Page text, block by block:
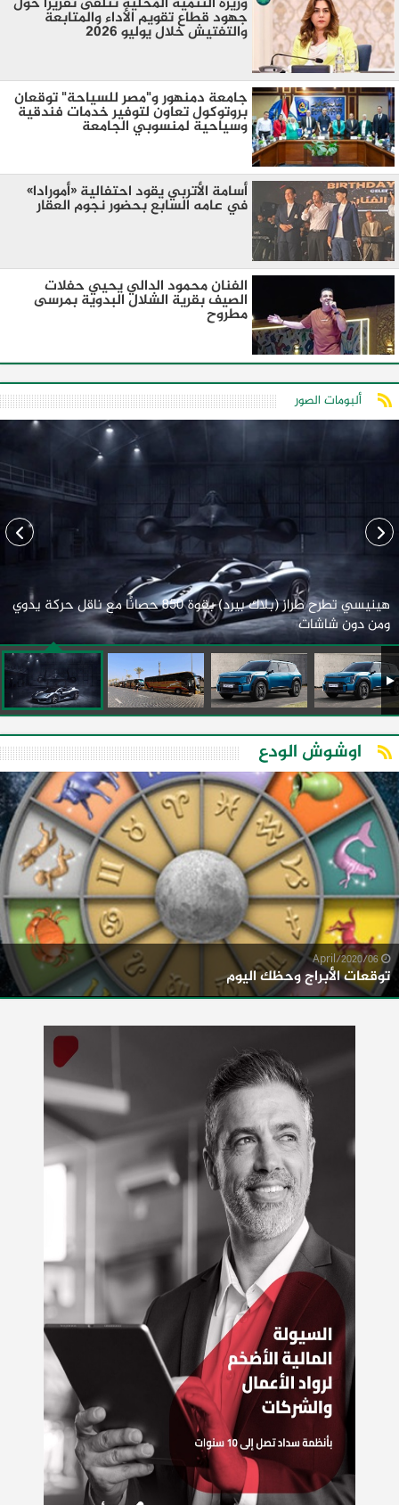
جهود قطاع تقويم الأداء والمتابعة
والتفتيش خلال يوليو 2026
جامعة دمنهور و"مصر للسياحة" توقعان
بروتوكول تعاون لتوفير خدمات فندقية
وسياحية لمنسوبي الجامعة
أسامة الأتربي يقود احتفالية «أمورادا»
في عامه السابع بحضور نجوم العقار
الفنان محمود الدالي يحيي حفلات
الصيف بقرية الشلال البدوية بمرسى
مطروح
ألبومات الصور
هينيسي تطرح طراز (بلاك بيرد) بقوة 850 حصانًا مع ناقل حركة يدوي
ومن دون شاشات
اوشوش الودع
توقعات الأبراج وحظك اليوم